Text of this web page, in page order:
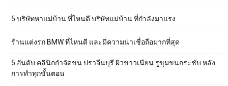
5 บริษัทหาแม่บ้าน ที่ไหนดี บริษัทแม่บ้าน ที่กำลังมาแรง
ร้านแต่งรถ BMW ที่ไหนดี และมีความน่าเชื่อถือมากที่สุด
5 อันดับ คลินิกกำจัดขน ปราจีนบุรี ผิวขาวเนียน รูขุมขนกระชับ หลัง
การทำทุกขั้นตอน